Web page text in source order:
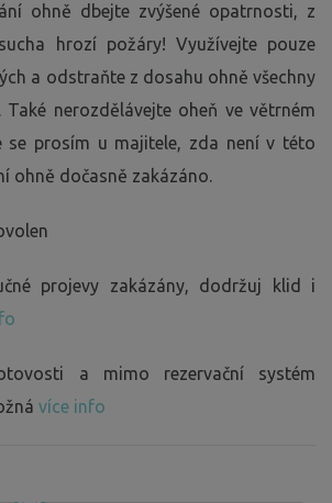
ohně dbejte zvýšené opatrnosti, z
hrozí požáry! Využívejte pouze
a odstraňte z dosahu ohně všechny
Také nerozdělávejte oheň ve větrném
se prosím u majitele, zda není v této
ohně dočasně zakázáno.
projevy zakázány, dodržuj klid i
a mimo rezervační systém
více info